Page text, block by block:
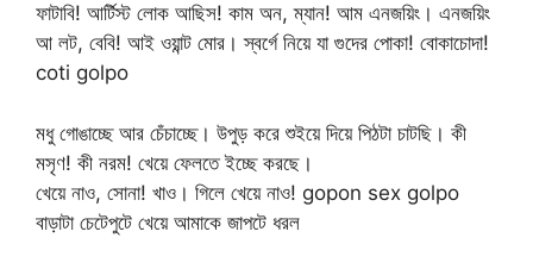
ফাটাবি! আর্টিস্ট লোক আছিস! কাম অন, ম্যান! আম এনজয়িং। এনজয়িং
আ লট, বেবি! আই ওয়ান্ট মোর। স্বর্গে নিয়ে যা গুদের পোকা! বোকাচোদা!
coti golpo
মধু গোঙাচ্ছে আর চেঁচাচ্ছে। উপুড় করে শুইয়ে দিয়ে পিঠটা চাটছি। কী
মসৃণ! কী নরম! খেয়ে ফেলতে ইচ্ছে করছে।
খেয়ে নাও, সোনা! খাও। গিলে খেয়ে নাও! gopon sex golpo
বাড়াটা চেটেপুটে খেয়ে আমাকে জাপটে ধরল